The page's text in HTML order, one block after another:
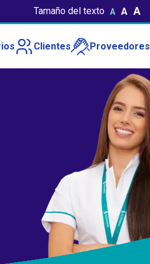
Tamaño del texto A A A
Clientes Proveedores